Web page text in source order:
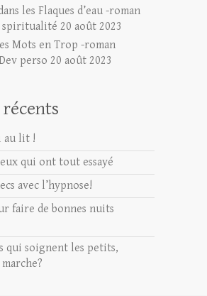
les Flaques d’eau -roman
spiritualité 20 août 2023
Mots en Trop -roman
perso 20 août 2023
au lit !
qui ont tout essayé
avec l’hypnose!
faire de bonnes nuits
qui soignent les petits,